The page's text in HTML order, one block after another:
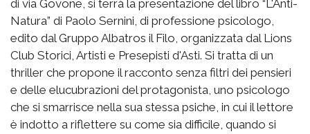
di via Govone, si terrà la presentazione del libro “L'Anti-
Natura” di Paolo Sernini, di professione psicologo,
edito dal Gruppo Albatros il Filo, organizzata dal Lions
Club Storici, Artisti e Presepisti d'Asti. Si tratta di un
thriller che propone il racconto senza filtri dei pensieri
e delle elucubrazioni del protagonista, uno psicologo
che si smarrisce nella sua stessa psiche, in cui il lettore
è indotto a riflettere su come sia difficile, quando si